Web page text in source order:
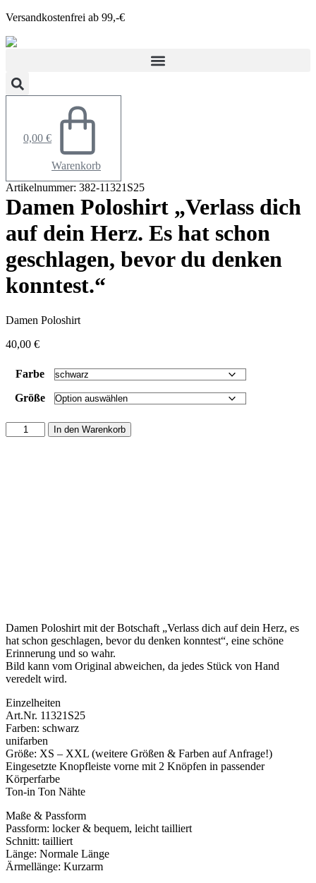
Zum
springen
Versandkostenfrei ab 99,-€
0,00 €
Warenkorb
Artikelnummer: 382-11321S25
Damen Poloshirt „Verlass dich
auf dein Herz. Es hat schon
geschlagen, bevor du denken
konntest.“
Damen Poloshirt
40,00 €
Farbe
Größe
Damen
Poloshirt
In den Warenkorb
Damen Poloshirt mit der Botschaft „Verlass dich auf dein Herz, es
hat schon geschlagen, bevor du denken konntest“, eine schöne
Erinnerung und so wahr.
Bild kann vom Original abweichen, da jedes Stück von Hand
veredelt wird.
Einzelheiten
Art.Nr. 11321S25
Farben: schwarz
unifarben
Größe: XS – XXL (weitere Größen & Farben auf Anfrage!)
Eingesetzte Knopfleiste vorne mit 2 Knöpfen in passender
Körperfarbe
Ton-in Ton Nähte
Maße & Passform
Passform: locker & bequem, leicht tailliert
Schnitt: tailliert
Länge: Normale Länge
Ärmellänge: Kurzarm